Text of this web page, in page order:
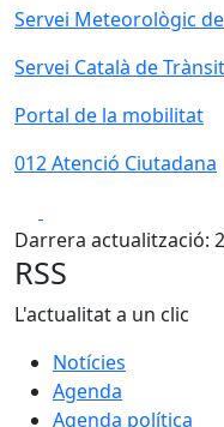
Servei Meteorològic
Servei Català de Trànsit
Portal de la mobilitat
012 Atenció Ciutadana
Darrera actualització:
RSS
L'actualitat a un clic
Notícies
Agenda
Agenda política